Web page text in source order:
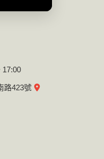
17:00
路423號